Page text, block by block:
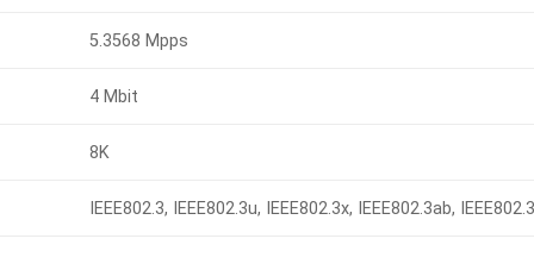
5.3568 Mpps
4 Mbit
8K
IEEE802.3, IEEE802.3u, IEEE802.3x, IEEE802.3ab,